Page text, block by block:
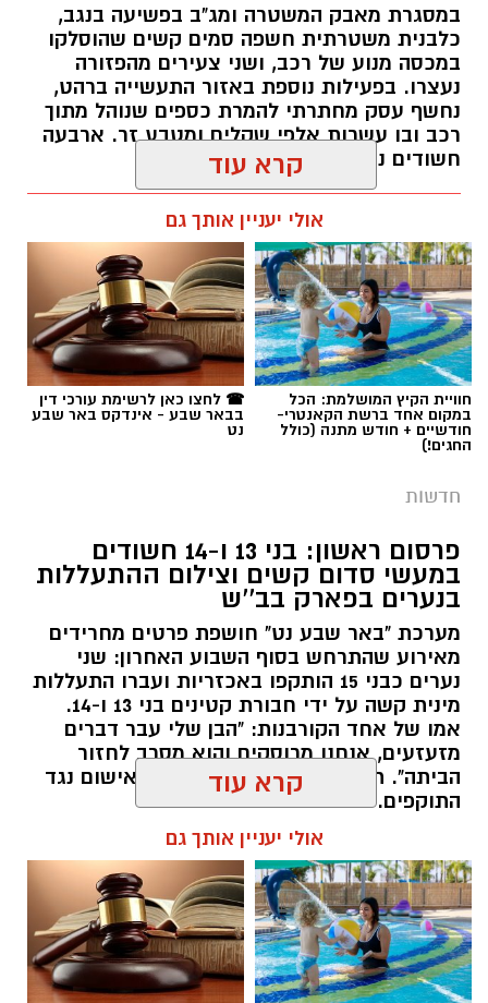
במסגרת מאבק המשטרה ומג"ב בפשיעה בנגב,
כלבנית משטרתית חשפה סמים קשים שהוסלקו
במכסה מנוע של רכב, ושני צעירים מהפזורה
נעצרו. בפעילות נוספת באזור התעשייה ברהט,
נחשף עסק מחתרתי להמרת כספים שנוהל מתוך
רכב ובו עשרות אלפי שקלים ומטבע זר. ארבעה
חשודים נעצרו בסך הכל.
תגים:משטרה
קרדיט: משטרת ישראל
שוטרי המחוז הדרומי ולוחמי המשמר הלאומי של
מג"ב ממשיכים להנחית מכות על תשתיות
הפשיעה בנגב, עם שתי תפיסות משמעותיות
ביממות האחרונות. במסגרת פעילות סמויה
שנערכה על ידי כוחות מג"ב יחד עם שוטרי ימ"ר
דרום, אותר רכב חשוד בצומת בית קמה.
בחיפוש שנערך ברכב, בעזרתה של הכלבה
המשטרתית "איקרה", אותר שלל רב: במכסה
המנוע ובגב המושבים האחוריים הוסלקו לא פחות
קרא עוד
אולי יעניין אותך גם
חוויית הקיץ המושלמת: הכל
במקום אחד ברשת הקאנטרי-
חודשיים + חודש מתנה (כולל
החגים!)
☎ לחצו כאן לרשימת עורכי דין
בבאר שבע - אינדקס באר שבע
נט
חדשות
פרסום ראשון: בני 13 ו-14 חשודים
במעשי סדום קשים וצילום ההתעללות
בנערים בפארק בב''ש
מערכת "באר שבע נט" חושפת פרטים מחרידים
מאירוע שהתרחש בסוף השבוע האחרון: שני
נערים כבני 15 הותקפו באכזריות ועברו התעללות
מינית קשה על ידי חבורת קטינים בני 13 ו-14.
אמו של אחד הקורבנות: "הבן שלי עבר דברים
מזעזעים, אנחנו מרוסקים והוא מסרב לחזור
הביתה". תוך ימים ספורים: צפוי כתב אישום נגד
התוקפים.
תגים:משטרה, מעשי סדום, התעללות
קרא עוד
אולי יעניין אותך גם